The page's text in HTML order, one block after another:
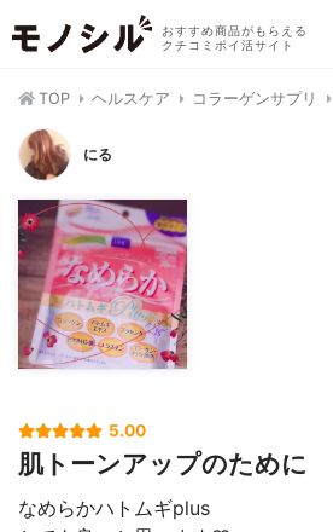
おすすめ商品がもらえる
クチコミポイ活サイト
TOP ヘルスケア コラーゲンサプリ
にる
5.00
肌トーンアップのために
なめらかハトムギplus